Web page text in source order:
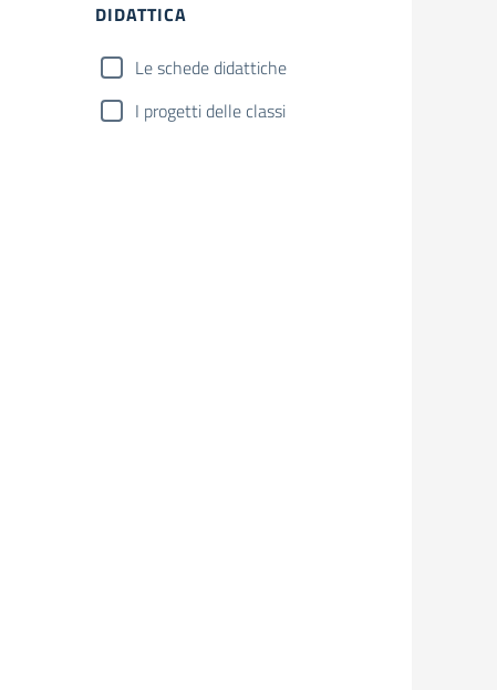
DIDATTICA
Le schede didattiche
I progetti delle classi